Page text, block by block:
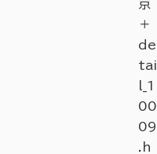
京
＋
de
tai
l_1
00
09
.h